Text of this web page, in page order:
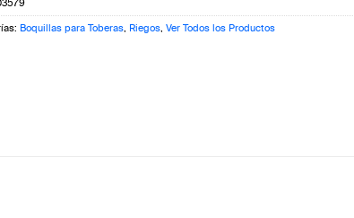
Boquillas para Toberas, Riegos, Ver Todos los Productos